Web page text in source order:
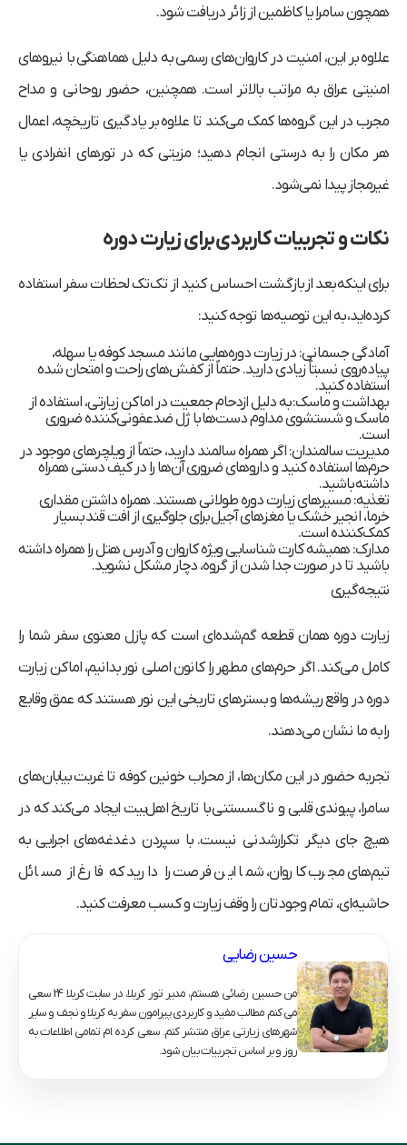
همچون سامرا یا کاظمین از زائر دریافت شود.
علاوه بر این، امنیت در کاروان‌های رسمی به دلیل هماهنگی با نیروهای
امنیتی عراق به مراتب بالاتر است. همچنین، حضور روحانی و مداح
مجرب در این گروه‌ها کمک می‌کند تا علاوه بر یادگیری تاریخچه، اعمال
هر مکان را به درستی انجام دهید؛ مزیتی که در تورهای انفرادی یا
غیرمجاز پیدا نمی‌شود.
نکات و تجربیات کاربردی برای زیارت دوره
برای اینکه بعد از بازگشت احساس کنید از تک‌تک لحظات سفر استفاده
کرده‌اید، به این توصیه‌ها توجه کنید:
آمادگی جسمانی:در زیارت دوره‌هایی مانند مسجد کوفه یا سهله،
پیاده‌روی نسبتاً زیادی دارید. حتماً از کفش‌های راحت و امتحان‌ شده
استفاده کنید.
بهداشت و ماسک:به دلیل ازدحام جمعیت در اماکن زیارتی، استفاده از
ماسک و شستشوی مداوم دست‌ها با ژل ضدعفونی‌کننده ضروری
است.
مدیریت سالمندان:اگر همراه سالمند دارید، حتماً از ویلچرهای موجود در
حرم‌ها استفاده کنید و داروهای ضروری آن‌ها را در کیف دستی همراه
داشته باشید.
تغذیه:مسیرهای زیارت دوره طولانی هستند. همراه داشتن مقداری
خرما، انجیر خشک یا مغزهای آجیل برای جلوگیری از افت قند بسیار
کمک‌کننده است.
مدارک:همیشه کارت شناسایی ویژه کاروان و آدرس هتل را همراه داشته
باشید تا در صورت جدا شدن از گروه، دچار مشکل نشوید.
نتیجه‌گیری
زیارت دوره همان قطعه گم‌شده‌ای است که پازل معنوی سفر شما را
کامل می‌کند. اگر حرم‌های مطهر را کانون اصلی نور بدانیم، اماکن زیارت
دوره در واقع ریشه‌ها و بسترهای تاریخی این نور هستند که عمق وقایع
را به ما نشان می‌دهند.
تجربه حضور در این مکان‌ها، از محراب خونین کوفه تا غربت بیابان‌های
سامرا، پیوندی قلبی و ناگسستنی با تاریخ اهل‌بیت ایجاد می‌کند که در
هیچ جای دیگر تکرار‌شدنی نیست. با سپردن دغدغه‌های اجرایی به
تیم‌های مجرب کاروان، شما این فرصت را دارید که فارغ از مسائل
حاشیه‌ای، تمام وجودتان را وقف زیارت و کسب معرفت کنید.
حسین رضایی
من حسین رضائی هستم، مدیر تور کربلا، در سایت کربلا 24 سعی
می کنم مطالب مفید و کاربردی پیرامون سفر به کربلا و نجف و سایر
شهرهای زیارتی عراق منتشر کنم. سعی کرده ام تمامی اطلاعات به
روز و بر اساس تجربیات بیان شود.